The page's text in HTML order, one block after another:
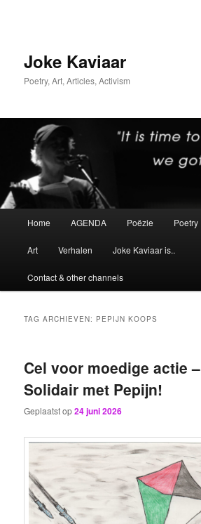
inhoud
inhoudJoke Kaviaar
Poetry, Art, Articles, Activism
Home AGENDA Poëzie Poetry
Art Verhalen Joke Kaviaar is..
Contact & other channels
TAG ARCHIEVEN: PEPIJN KOOPS
Cel voor moedige actie –
Solidair met Pepijn!
Geplaatst op24 juni 2026